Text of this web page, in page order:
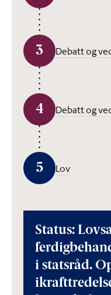
3 Debatt og
4 Debatt og
5 Lov
Status:
i statsråd.